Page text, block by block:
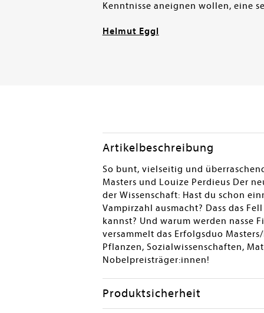
Kenntnisse aneignen wollen, eine
Helmut Eggl
Artikelbeschreibung
So bunt, vielseitig und
Masters und Louize Perdieus Der
der Wissenschaft: Hast du schon
Vampirzahl ausmacht? Dass das
kannst? Und warum werden nasse
versammelt das Erfolgsduo
Pflanzen, Sozialwissenschaften,
Nobelpreisträger:innen!
Produktsicherheit